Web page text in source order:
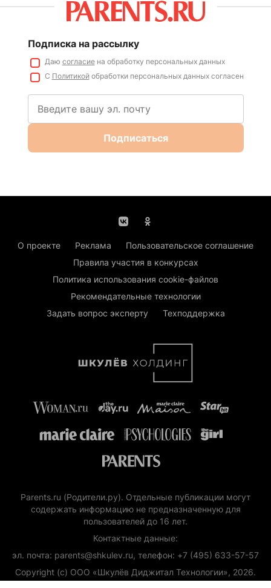
Подписка на рассылку
Даю согласиена обработку персональных данных
С Политикойобработки персональных данных согласен
Подписаться
О проекте Реклама
Пользовательское соглашение
Правила участия в конкурсах
Политика использования cookie-файлов
Рекомендательные технологии
Задать вопрос эксперту
Техподдержка
Parents.ru (Родители.ру). Отдельные публикации могут
содержать информацию не предназначенную для
пользователей до 16 лет.
Контактные данные:
эл. почта: parents@shkulev.ru, телефон: +7 (495) 633-57-57
Copyright (с) ООО «Шкулёв Диджитал Технологии», 2026.